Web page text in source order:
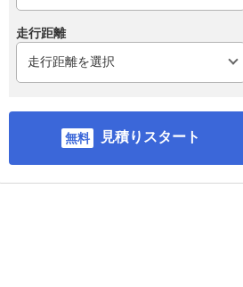
走行距離
見積りスタート